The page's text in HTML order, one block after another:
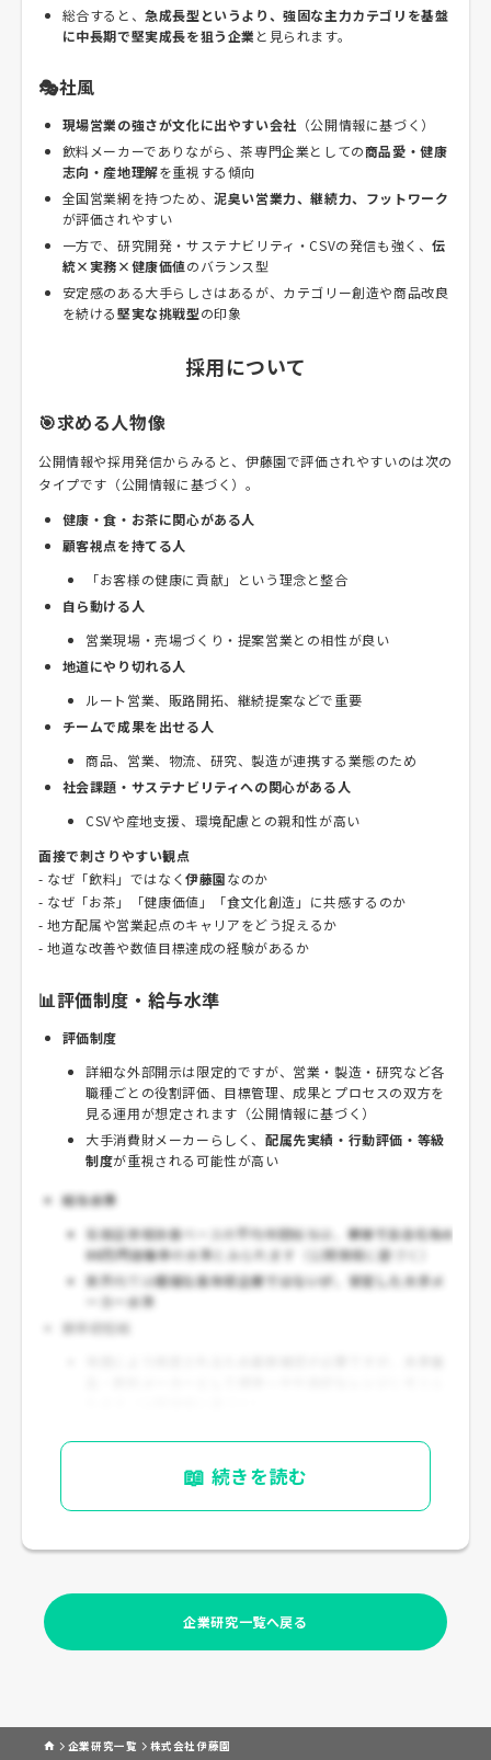
総合すると、急成長型というより、強固な主力カテゴリを基盤
に中長期で堅実成長を狙う企業 と見られます。
🎭社風
現場営業の強さが文化に出やすい会社 （公開情報に基づく）
飲料メーカーでありながら、茶専門企業としての商品愛・健康
志向・産地理解を重視する傾向
全国営業網を持つため、泥臭い営業力、継続力、フットワーク
が評価されやすい
一方で、研究開発・サステナビリティ・CSVの発信も強く、伝
統×実務×健康価値のバランス型
安定感のある大手らしさはあるが、カテゴリー創造や商品改良
を続ける堅実な挑戦型の印象
採用について
🎯求める人物像
公開情報や採用発信からみると、伊藤園で評価されやすいのは次の
タイプです（公開情報に基づく）。
健康・食・お茶に関心がある人
顧客視点を持てる人
「お客様の健康に貢献」という理念と整合
自ら動ける人
営業現場・売場づくり・提案営業との相性が良い
地道にやり切れる人
ルート営業、販路開拓、継続提案などで重要
チームで成果を出せる人
商品、営業、物流、研究、製造が連携する業態のため
社会課題・サステナビリティへの関心がある人
CSVや産地支援、環境配慮との親和性が高い
面接で刺さりやすい観点
- なぜ「飲料」ではなく伊藤園なのか
- なぜ「お茶」「健康価値」「食文化創造」に共感するのか
- 地方配属や営業起点のキャリアをどう捉えるか
- 地道な改善や数値目標達成の経験があるか
📊評価制度・給与水準
評価制度
詳細な外部開示は限定的ですが、営業・製造・研究など各
職種ごとの役割評価、目標管理、成果とプロセスの双方を
見る運用が想定されます（公開情報に基づく）
大手消費財メーカーらしく、 配属先実績・行動評価・等級
制度が重視される可能性が高い
給与水準
有価証券報告書ベースの平均年間給与は、 単体でおおむね6
00万円台後半の水準とみられます（公開情報に基づく）
業界内では極端な高年収企業ではないが、安定した大手メ
ーカー水準
新卒初任給
📖 続きを読む
企業研究一覧へ戻る
企業研究一覧 株式会社伊藤園